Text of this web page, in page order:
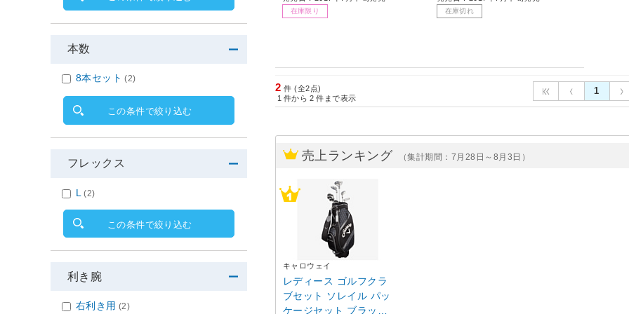
在庫限り 在庫切れ
2 件 (全2点)
1 件から 2 件まで表示
1
売上ランキング （集計期間：7月28日～8月3日）
キャロウェイ
レディース ゴルフクラ
ブセット ソレイル パッ
ケージセット ブラック
本数
8本セット (2)
この条件で絞り込む
フレックス
L (2)
この条件で絞り込む
利き腕
右利き用 (2)